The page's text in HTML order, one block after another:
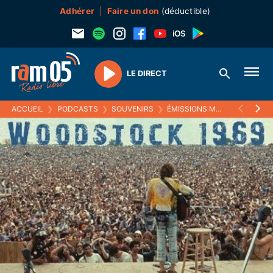
Adhérer Faire un don (déductible)
Play
LE DIRECT
ACCUEIL ❯ PODCASTS ❯ SOUVENIRS ❯ ÉMISSIONS MUSICALES (SOUVENIRS)